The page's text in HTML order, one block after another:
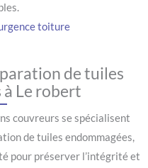
toiture
de tuiles
à Le robert
couvreurs se spécialisent
de tuiles endommagées,
pour préserver l’intégrité et